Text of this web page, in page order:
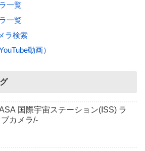
一覧
一覧
ラ検索
動画）
国際宇宙ステーション(ISS) ラ
カメラ/-